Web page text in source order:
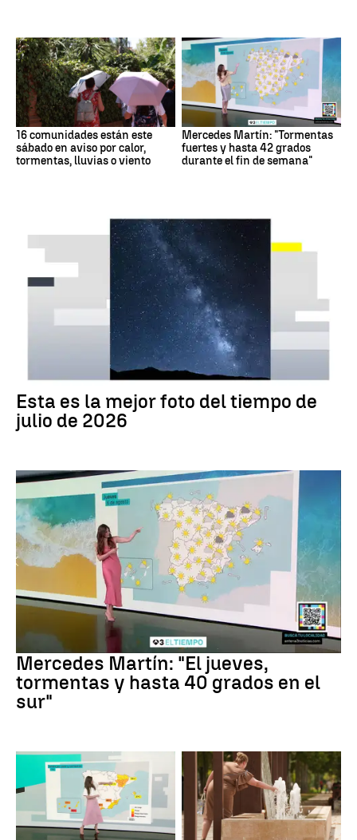
16 comunidades están este
sábado en aviso por calor,
tormentas, lluvias o viento
Mercedes Martín: "Tormentas
fuertes y hasta 42 grados
durante el fin de semana"
Tus imágenes
Esta es la mejor foto del tiempo de
julio de 2026
La Previsión
Mercedes Martín: "El jueves,
tormentas y hasta 40 grados en el
sur"
La Previsión Tiempo